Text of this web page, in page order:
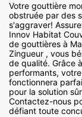
Votre gouttière
obstruée par des
s'aggraver!
Innov Habitat
de gouttières à
Zingueur , vous
de qualité. Grâce
performants,
fonctionnera
pour la solution
Contactez-nous
défiant toute